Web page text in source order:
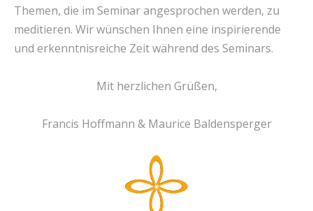
Themen, die im Seminar angesprochen werden, zu
meditieren. Wir wünschen Ihnen eine inspirierende
und erkenntnisreiche Zeit während des Seminars.
Mit herzlichen Grüßen,
Francis Hoffmann & Maurice Baldensperger